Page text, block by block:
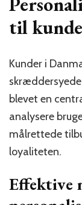
til
Kunder i
blevet en
analysere
målrettede
loyaliteten.
Effektive